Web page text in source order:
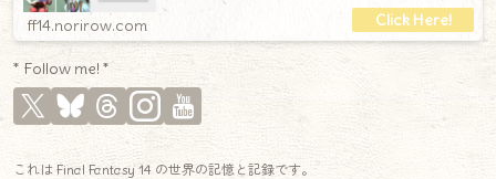
ff14.norirow.com
* Follow me! *
これは Final Fantasy 14 の世界の記憶と記録です。